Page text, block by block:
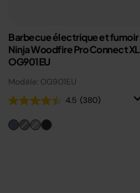
Barbecue électrique et fumoir
Ninja Woodfire Pro Connect XL
OG901EU
Modèle: OG901EU
4.5 (380)